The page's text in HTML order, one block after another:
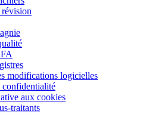
modifications logicielles
confidentialité
aux cookies
traitants